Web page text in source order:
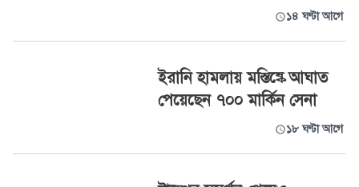
১৪ ঘণ্টা আগে
ইরানি হামলায় মস্তিষ্কে আঘাত
পেয়েছেন ৭০০ মার্কিন সেনা
১৮ ঘণ্টা আগে